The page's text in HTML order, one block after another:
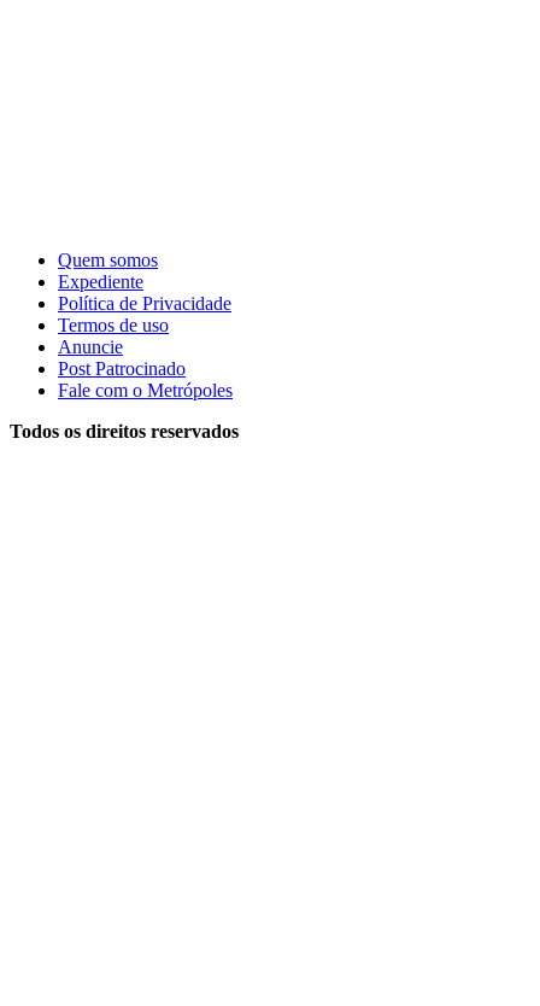
Quem somos
Expediente
Política de Privacidade
Termos de uso
Anuncie
Post Patrocinado
Fale com o Metrópoles
Todos os direitos reservados